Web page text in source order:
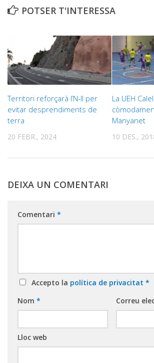
POTSER T'INTERESSA
Territori reforçarà l’N-II per
evitar desprendiments de
terra
20 FEBR., 2024
La UEH
Manyanet
10 DES.,
DEIXA UN COMENTARI
Comentari *
Accepto la política de privacitat *
Nom * Correu
Lloc web